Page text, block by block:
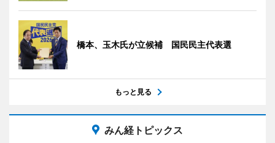
橋本、玉木氏が立候補 国民民主代表選
もっと見る
みん経トピックス